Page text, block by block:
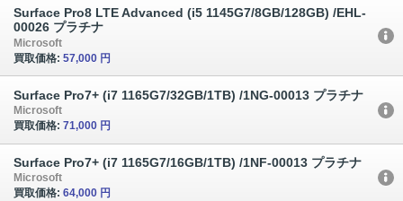
Surface Pro8 LTE Advanced (i5 1145G7/8GB/128GB) /EHL-
00026 プラチナ
Microsoft
買取価格: 57,000 円
Surface Pro7+ (i7 1165G7/32GB/1TB) /1NG-00013 プラチナ
Microsoft
買取価格: 71,000 円
Surface Pro7+ (i7 1165G7/16GB/1TB) /1NF-00013 プラチナ
Microsoft
買取価格: 64,000 円